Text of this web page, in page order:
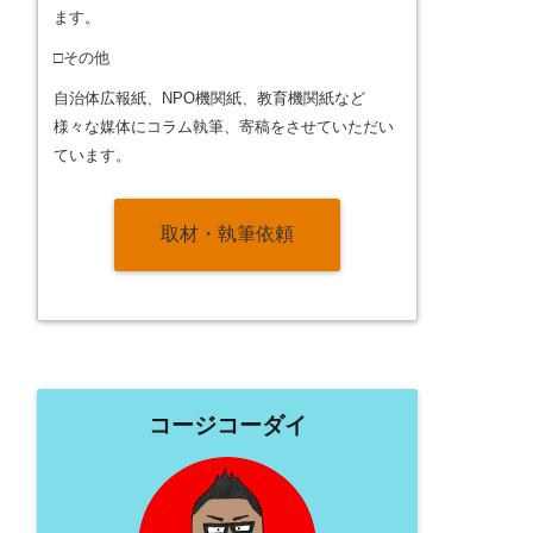
ます。
□その他
自治体広報紙、NPO機関紙、教育機関紙など
様々な媒体にコラム執筆、寄稿をさせていただい
ています。
取材・執筆依頼
コージコーダイ